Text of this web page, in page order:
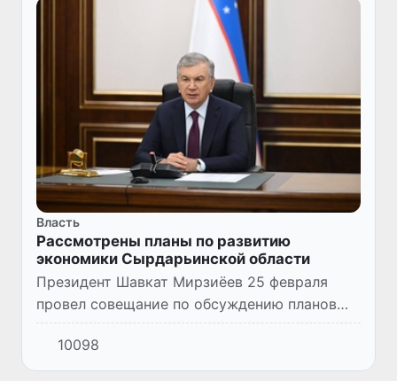
Власть
Рассмотрены планы по развитию
экономики Сырдарьинской области
Президент Шавкат Мирзиёев 25 февраля
провел совещание по обсуждению планов
развития экономики, увеличения числа
рабочих мест и привлечения инвестиций в
Сырдарьинской области в 2025...
10098